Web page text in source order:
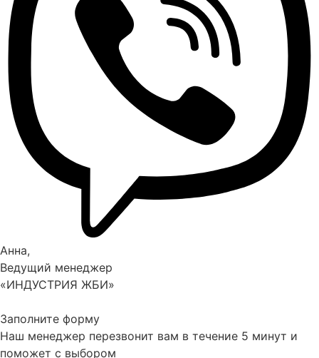
Анна,
Ведущий менеджер
«ИНДУСТРИЯ ЖБИ»
Заполните форму
Наш менеджер перезвонит вам в течение 5 минут и
поможет с выбором